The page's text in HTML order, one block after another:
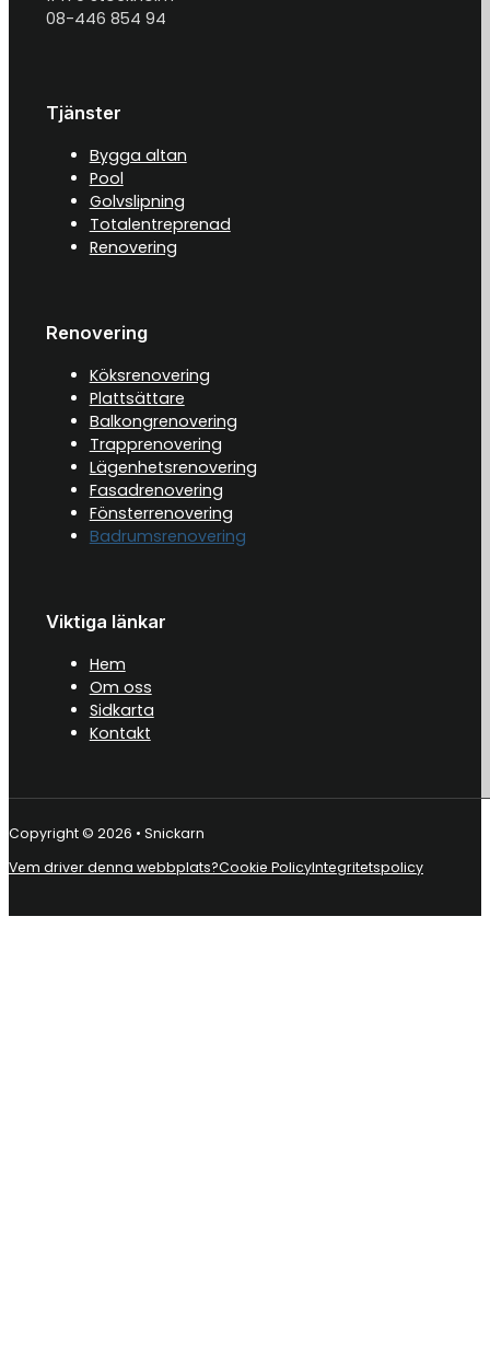
08-446 854 94
Tjänster
Bygga altan
Pool
Golvslipning
Totalentreprenad
Renovering
Renovering
Köksrenovering
Plattsättare
Balkongrenovering
Trapprenovering
Lägenhetsrenovering
Fasadrenovering
Fönsterrenovering
Badrumsrenovering
Viktiga länkar
Hem
Om oss
Sidkarta
Kontakt
Copyright © 2026 • Snickarn
Vem driver denna webbplats?Cookie PolicyIntegritetspolicy